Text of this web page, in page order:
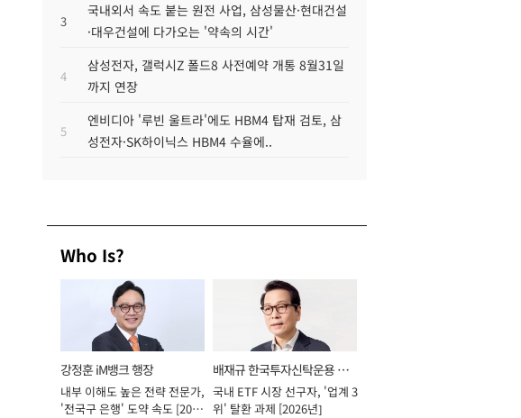
3
국내외서 속도 붙는 원전 사업, 삼성물산·현대건설
·대우건설에 다가오는 '약속의 시간'
4
삼성전자, 갤럭시Z 폴드8 사전예약 개통 8월31일
까지 연장
5
엔비디아 '루빈 울트라'에도 HBM4 탑재 검토, 삼
성전자·SK하이닉스 HBM4 수율에..
Who Is?
강정훈 iM뱅크 행장
내부 이해도 높은 전략 전문가,
'전국구 은행' 도약 속도 [2026
배재규 한국투자신탁운용 대
표이사 사장
국내 ETF 시장 선구자, '업계 3
위' 탈환 과제 [2026년]